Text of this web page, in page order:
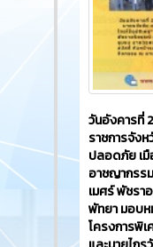
วันพฤหัสบดี
อริยธรณ์ ผู้
หมายให้นาง
วิชาการ แล
ฝ่ายแผนงาน